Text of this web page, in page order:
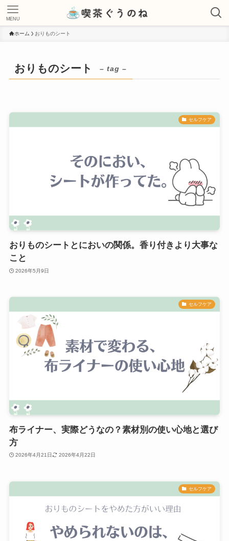
MENU
ホーム おりものシート
おりものシート – tag –
セルフケア
おりものシートとにおいの関係。香り付きより大事な
こと
2026年5月9日
セルフケア
布ライナー、実際どうなの？素材別の使い心地と選び
方
2026年4月21日 2026年4月22日
セルフケア